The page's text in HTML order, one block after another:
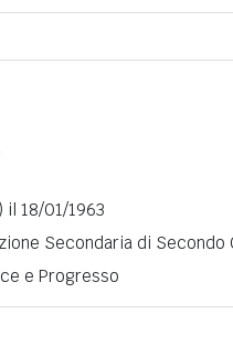
il 18/01/1963
Secondaria di Secondo
e Progresso